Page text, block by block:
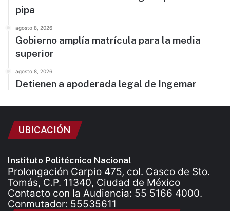
pipa
agosto 8, 2026
Gobierno amplía matrícula para la media
superior
agosto 8, 2026
Detienen a apoderada legal de Ingemar
UBICACIÓN
Instituto Politécnico Nacional
Prolongación Carpio 475, col. Casco de Sto.
Tomás, C.P. 11340, Ciudad de México
Contacto con la Audiencia: 55 5166 4000.
Conmutador: 55535611